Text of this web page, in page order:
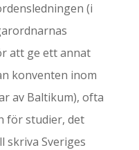
(i
att ge ett annat
konventen inom
av Baltikum), ofta
för studier, det
skriva Sveriges